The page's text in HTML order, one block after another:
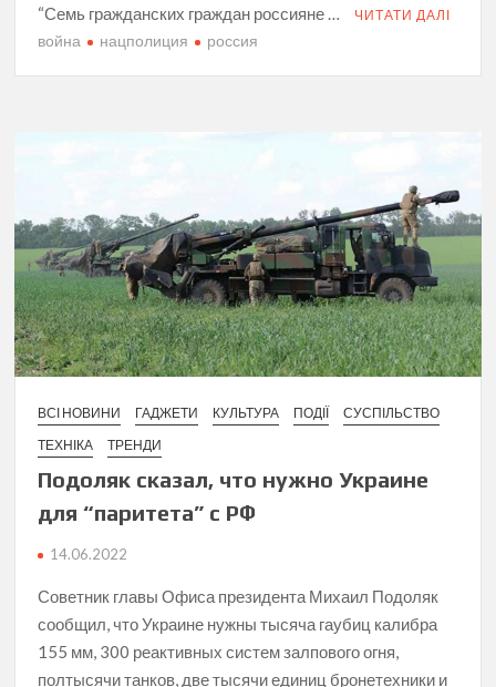
“Семь гражданских граждан россияне …
ЧИТАТИ ДАЛІ
война нацполиция россия
ВСІ НОВИНИ ГАДЖЕТИ КУЛЬТУРА ПОДІЇ
СУСПІЛЬСТВО
ТЕХНІКА
ТРЕНДИ
Подоляк сказал, что нужно Украине
для “паритета” с РФ
14.06.2022
Советник главы Офиса президента Михаил Подоляк
сообщил , что Украине нужны тысяча гаубиц калибра
155 мм, 300 реактивных систем залпового огня,
полтысячи танков, две тысячи единиц бронетехники и